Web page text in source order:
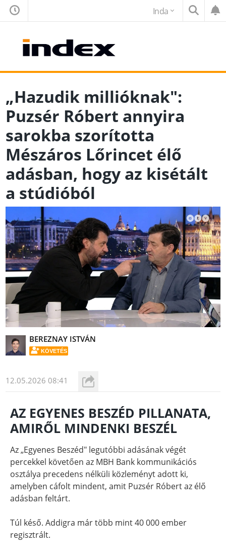
Inda
„Hazudik millióknak":
Puzsér Róbert annyira
sarokba szorította
Mészáros Lőrincet élő
adásban, hogy az kisétált
a stúdióból
BEREZNAY ISTVÁN
KÖVETÉS
12.05.2026 08:41
AZ EGYENES BESZÉD PILLANATA,
AMIRŐL MINDENKI BESZÉL
Az „Egyenes Beszéd" legutóbbi adásának végét
percekkel követően az MBH Bank kommunikációs
osztálya precedens nélküli közleményt adott ki,
amelyben cáfolt mindent, amit Puzsér Róbert az élő
adásban feltárt.
Túl késő. Addigra már több mint 40 000 ember
regisztrált.